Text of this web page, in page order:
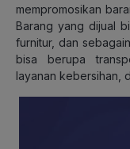
mempromosikan
Barang yang dijual
furnitur, dan
bisa berupa
layanan kebersihan,